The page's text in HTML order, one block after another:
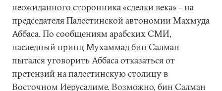
неожиданного сторонника «сделки века» – на
председателя Палестинской автономии Махмуда
Аббаса. По сообщениям арабских СМИ,
наследный принц Мухаммад бин Салман
пытался уговорить Аббаса отказаться от
претензий на палестинскую столицу в
Восточном Иерусалиме. Возможно, бин Салман